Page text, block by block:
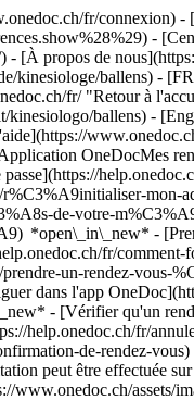
fr/connexion)
-
- [À propos de
kinesiologe/ballens) -
fr/ "Retour à
kinesiologo/ballens) -
OneDocMes
mon-
de-votre-
*open\_in\_new* -
fr/
un-rendez-vous-
dans l'app
- [Vérifier qu'un rendez-vous est confirmé](https://help.onedoc.ch/fr/v%C3%A9rifier-quun-rendez-vous-est-confirm%C3%A9) *open\_in\_new* - [Annuler un rendez-vous pris en ligne sur OneDoc](https://help.onedoc.ch/fr/annuler-un-rendez-vous-pris-en-ligne-sur-onedoc) *open\_in\_new* - [Je ne reçois pas de confirmation de rendez-vous](https://help.onedoc.ch/fr/je-ne-re%C3%A7ois-pas-de-confirmation-de-rendez-vous) *open\_in\_new* [Voir tous nos articles *open\_in\_new*](https://help.onedoc.ch/fr/) close ## Modifier votre recherche ![Maison avec un signe plus annonçant qu’une consultation peut être effectuée sur place](https://www.onedoc.ch/assets/images/icons/on-site.svg) Sur place ![Caméra avec un symbole lecture annonçant qu’une consultation peut être effectuée à distance en vidéo](https://www.onedoc.ch/assets/images/icons/remote.svg) À distance Rechercher #### Spécialités #### Praticiens #### Établissements edit Kinésiologue à Ballens tune Filtrer par Nouveaux patients*keyboard\_arrow\_down* - Acceptés*check\_circle* Langue parlée*keyboard\_arrow\_down* - Allemand*check\_circle* - Anglais*check\_circle* - Arabe*check\_circle* -